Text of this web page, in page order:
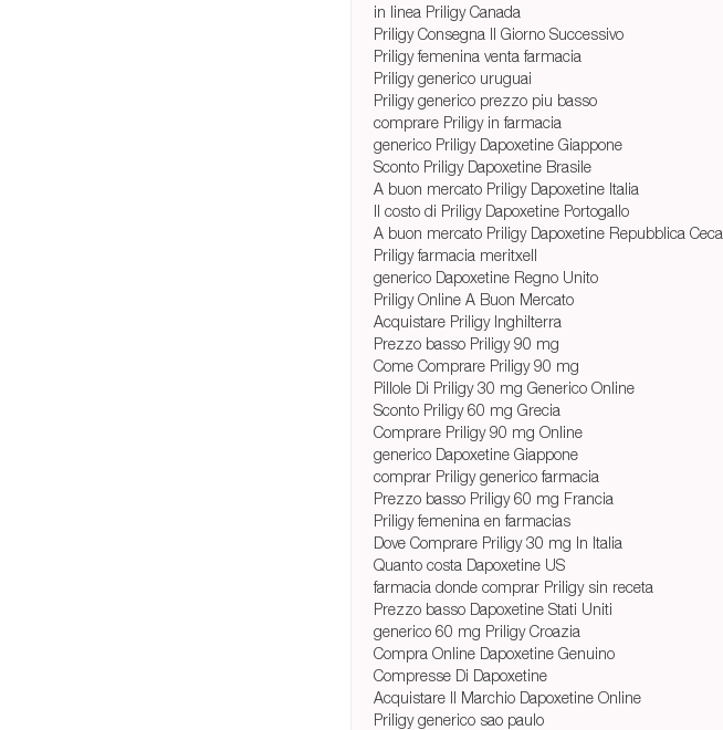
in linea Priligy Canada
Priligy Consegna Il Giorno Successivo
Priligy femenina venta farmacia
Priligy generico uruguai
Priligy generico prezzo piu basso
comprare Priligy in farmacia
generico Priligy Dapoxetine Giappone
Sconto Priligy Dapoxetine Brasile
A buon mercato Priligy Dapoxetine Italia
Il costo di Priligy Dapoxetine Portogallo
A buon mercato Priligy Dapoxetine Repubblica Ceca
Priligy farmacia meritxell
generico Dapoxetine Regno Unito
Priligy Online A Buon Mercato
Acquistare Priligy Inghilterra
Prezzo basso Priligy 90 mg
Come Comprare Priligy 90 mg
Pillole Di Priligy 30 mg Generico Online
Sconto Priligy 60 mg Grecia
Comprare Priligy 90 mg Online
generico Dapoxetine Giappone
comprar Priligy generico farmacia
Prezzo basso Priligy 60 mg Francia
Priligy femenina en farmacias
Dove Comprare Priligy 30 mg In Italia
Quanto costa Dapoxetine US
farmacia donde comprar Priligy sin receta
Prezzo basso Dapoxetine Stati Uniti
generico 60 mg Priligy Croazia
Compra Online Dapoxetine Genuino
Compresse Di Dapoxetine
Acquistare Il Marchio Dapoxetine Online
Priligy generico sao paulo